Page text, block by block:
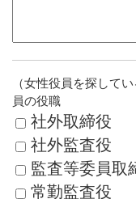
（女性役員を探して
員の役職
社外取締役
社外監査役
監査等委員取
常勤監査役